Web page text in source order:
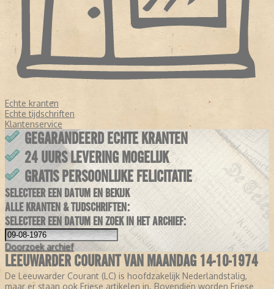
Echte kranten
Echte tijdschriften
Klantenservice
GEGARANDEERD ECHTE KRANTEN
24 UURS LEVERING MOGELIJK
GRATIS PERSOONLIJKE FELICITATIE
SELECTEER EEN DATUM EN BEKIJK
ALLE KRANTEN & TIJDSCHRIFTEN:
SELECTEER EEN DATUM EN ZOEK IN HET ARCHIEF:
Doorzoek archief
LEEUWARDER COURANT VAN MAANDAG 14-10-1974
De Leeuwarder Courant (LC) is hoofdzakelijk Nederlandstalig,
maar er staan ook Friese artikelen in. Bovendien worden Friese